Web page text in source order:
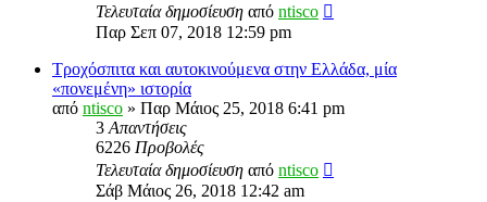
Τελευταία δημοσίευση από ntisco
Παρ Σεπ 07, 2018 12:59 pm
Τροχόσπιτα και αυτοκινούμενα στην Ελλάδα, μία
«πονεμένη» ιστορία
από ntisco » Παρ Μάιος 25, 2018 6:41 pm
3 Απαντήσεις
6226 Προβολές
Τελευταία δημοσίευση από ntisco
Σάβ Μάιος 26, 2018 12:42 am